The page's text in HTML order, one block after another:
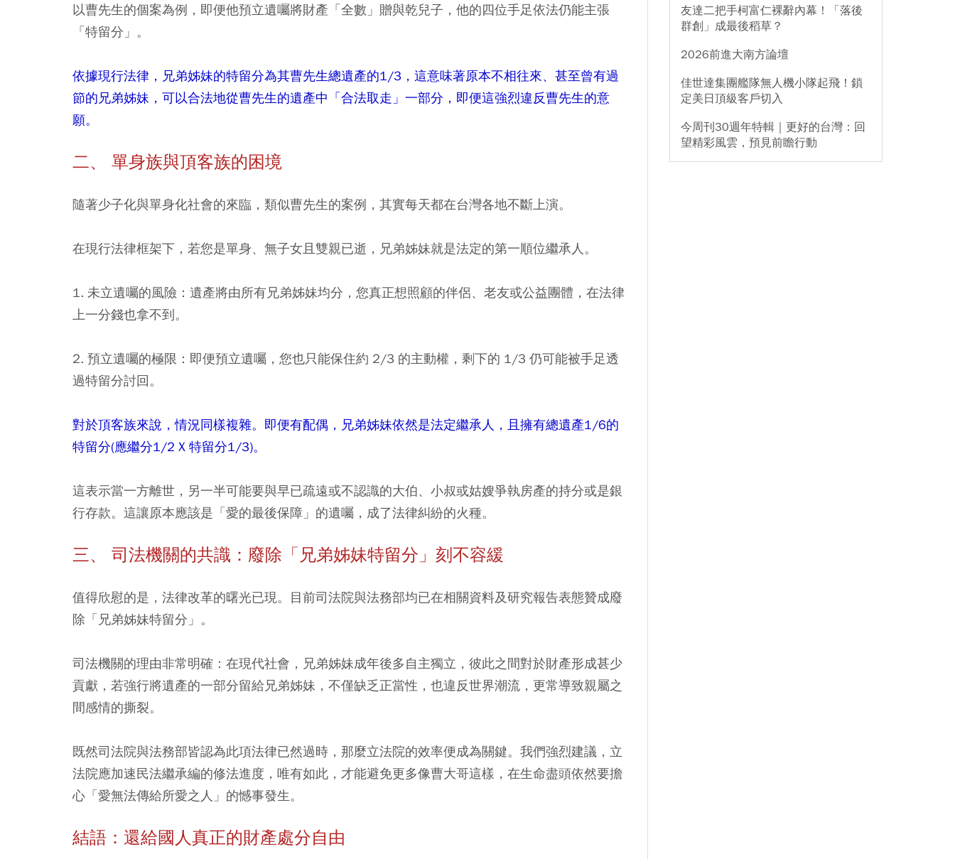
以曹先生的個案為例，即便他預立遺囑將財產「全數」贈與乾兒子，他的四位手足依法仍能主張
「特留分」。
依據現行法律，兄弟姊妹的特留分為其曹先生總遺產的1/3，這意味著原本不相往來、甚至曾有過
節的兄弟姊妹，可以合法地從曹先生的遺產中「合法取走」一部分，即便這強烈違反曹先生的意
願。
二、 單身族與頂客族的困境
隨著少子化與單身化社會的來臨，類似曹先生的案例，其實每天都在台灣各地不斷上演。
在現行法律框架下，若您是單身、無子女且雙親已逝，兄弟姊妹就是法定的第一順位繼承人。
1. 未立遺囑的風險： 遺產將由所有兄弟姊妹均分，您真正想照顧的伴侶、老友或公益團體，在法律
上一分錢也拿不到。
2. 預立遺囑的極限： 即便預立遺囑，您也只能保住約 2/3 的主動權，剩下的 1/3 仍可能被手足透
過特留分討回。
對於頂客族來說，情況同樣複雜。即便有配偶，兄弟姊妹依然是法定繼承人，且擁有總遺產1/6的
特留分(應繼分1/2 X 特留分1/3)。
這表示當一方離世，另一半可能要與早已疏遠或不認識的大伯、小叔或姑嫂爭執房產的持分或是銀
行存款。這讓原本應該是「愛的最後保障」的遺囑，成了法律糾紛的火種。
三、 司法機關的共識：廢除「兄弟姊妹特留分」刻不容緩
值得欣慰的是，法律改革的曙光已現。目前司法院與法務部均已在相關資料及研究報告表態贊成廢
除「兄弟姊妹特留分」。
司法機關的理由非常明確：在現代社會，兄弟姊妹成年後多自主獨立，彼此之間對於財產形成甚少
貢獻，若強行將遺產的一部分留給兄弟姊妹，不僅缺乏正當性，也違反世界潮流，更常導致親屬之
間感情的撕裂。
既然司法院與法務部皆認為此項法律已然過時，那麼立法院的效率便成為關鍵。我們強烈建議，立
法院應加速民法繼承編的修法進度，唯有如此，才能避免更多像曹大哥這樣，在生命盡頭依然要擔
心「愛無法傳給所愛之人」的憾事發生。
結語：還給國人真正的財產處分自由
友達二把手柯富仁裸辭內幕！「落後
群創」成最後稻草？
2026前進大南方論壇
佳世達集團艦隊無人機小隊起飛！鎖
定美日頂級客戶切入
今周刊30週年特輯｜更好的台灣：回
望精彩風雲，預見前瞻行動